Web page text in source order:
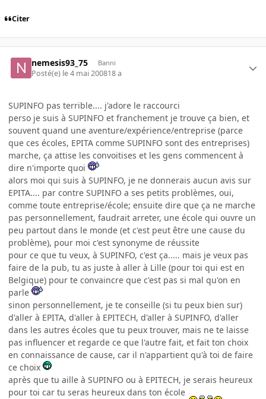
Citer
nemesis93_75 Banni
Posté(e) le 4 mai 200818 a
SUPINFO pas terrible.... j'adore le raccourci
perso je suis à SUPINFO et franchement je trouve ça bien, et
souvent quand une aventure/expérience/entreprise (parce
que ces écoles, EPITA comme SUPINFO sont des entreprises)
marche, ça attise les convoitises et les gens commencent à
dire n'importe quoi
alors moi qui suis à SUPINFO, je ne donnerais aucun avis sur
EPITA.... par contre SUPINFO a ses petits problèmes, oui,
comme toute entreprise/école; ensuite dire que ça ne marche
pas personnellement, faudrait arreter, une école qui ouvre un
peu partout dans le monde (et c'est peut être une cause du
problème), pour moi c'est synonyme de réussite
pour ce que tu veux, à SUPINFO, c'est ça..... mais je veux pas
faire de la pub, tu as juste à aller à Lille (pour toi qui est en
Belgique) pour te convaincre que c'est pas si mal qu'on en
parle
sinon personnellement, je te conseille (si tu peux bien sur)
d'aller à EPITA, d'aller à EPITECH, d'aller à SUPINFO, d'aller
dans les autres écoles que tu peux trouver, mais ne te laisse
pas influencer et regarde ce que l'autre fait, et fait ton choix
en connaissance de cause, car il n'appartient qu'à toi de faire
ce choix
après que tu aille à SUPINFO ou à EPITECH, je serais heureux
pour toi car tu seras heureux dans ton école